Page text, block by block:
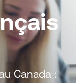
Canada :